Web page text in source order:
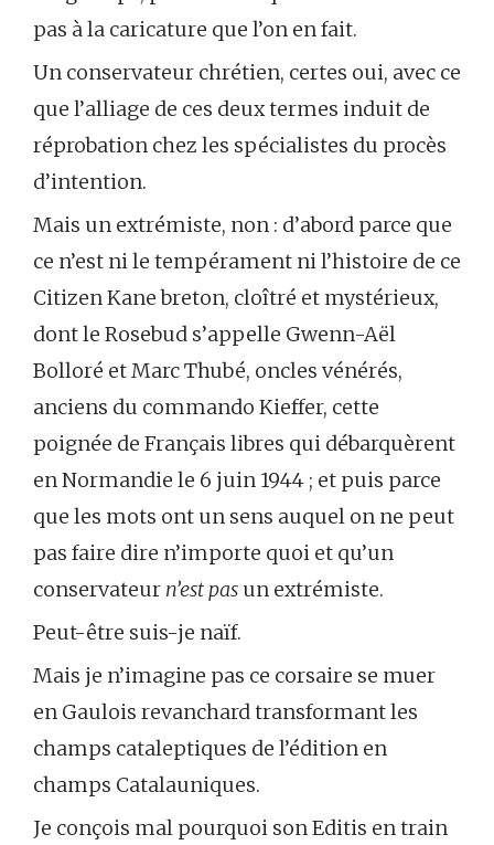
pas à la caricature que l’on en fait.
Un conservateur chrétien, certes oui, avec ce
que l’alliage de ces deux termes induit de
réprobation chez les spécialistes du procès
d’intention.
Mais un extrémiste, non : d’abord parce que
ce n’est ni le tempérament ni l’histoire de ce
Citizen Kane breton, cloîtré et mystérieux,
dont le Rosebud s’appelle Gwenn-Aël
Bolloré et Marc Thubé, oncles vénérés,
anciens du commando Kieffer, cette
poignée de Français libres qui débarquèrent
en Normandie le 6 juin 1944 ; et puis parce
que les mots ont un sens auquel on ne peut
pas faire dire n’importe quoi et qu’un
conservateur n’est pas un extrémiste.
Peut-être suis-je naïf.
Mais je n’imagine pas ce corsaire se muer
en Gaulois revanchard transformant les
champs cataleptiques de l’édition en
champs Catalauniques.
Je conçois mal pourquoi son Editis en train